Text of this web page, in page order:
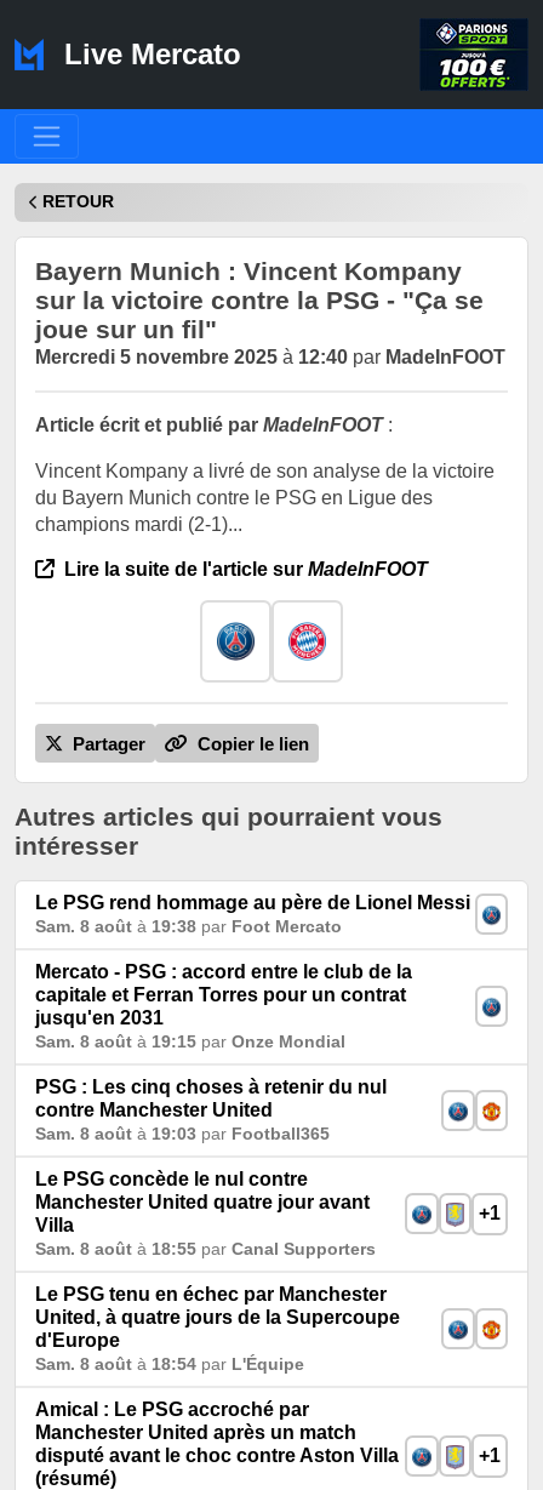
Live Mercato
RETOUR
Bayern Munich : Vincent Kompany
sur la victoire contre la PSG - "Ça se
joue sur un fil"
Mercredi 5 novembre 2025 à 12:40 par MadeInFOOT
Article écrit et publié par MadeInFOOT:
Vincent Kompany a livré de son analyse de la victoire
du Bayern Munich contre le PSG en Ligue des
champions mardi (2-1)...
Lire la suite de l'article sur MadeInFOOT
Partager Copier le lien
Autres articles qui pourraient vous
intéresser
Le PSG rend hommage au père de Lionel Messi
Sam. 8 août à 19:38 par Foot Mercato
Mercato - PSG : accord entre le club de la
capitale et Ferran Torres pour un contrat
jusqu'en 2031
Sam. 8 août à 19:15 par Onze Mondial
PSG : Les cinq choses à retenir du nul
contre Manchester United
Sam. 8 août à 19:03 par Football365
Le PSG concède le nul contre
Manchester United quatre jour avant
Villa
Sam. 8 août à 18:55 par Canal Supporters
+1
Le PSG tenu en échec par Manchester
United, à quatre jours de la Supercoupe
d'Europe
Sam. 8 août à 18:54 par L'Équipe
Amical : Le PSG accroché par
Manchester United après un match
disputé avant le choc contre Aston Villa
(résumé)
+1